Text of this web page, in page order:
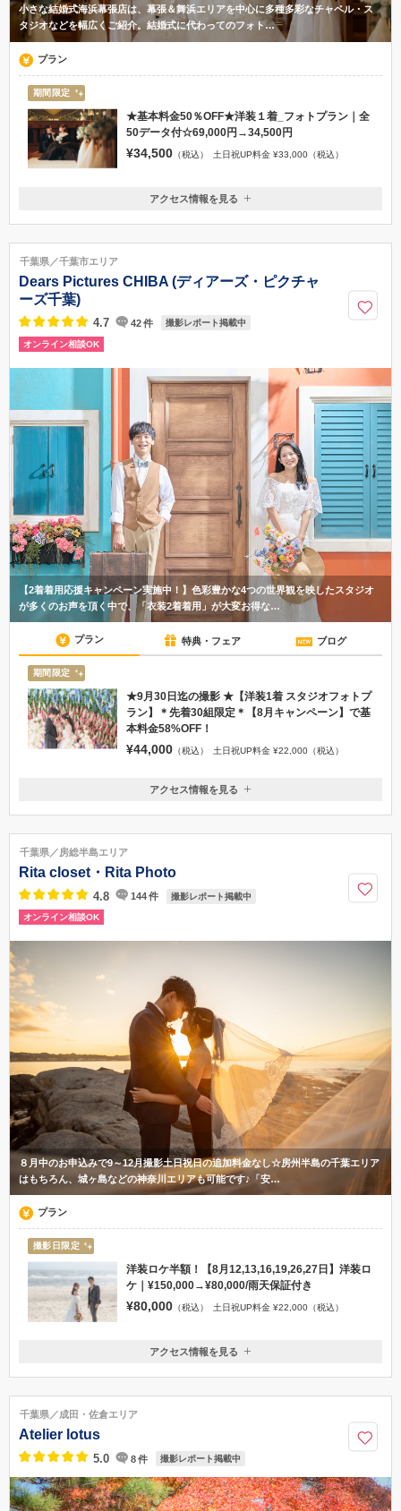
小さな結婚式海浜幕張店は、幕張＆舞浜エリアを中心に多種多彩なチャペル・ス
タジオなどを幅広くご紹介。結婚式に代わってのフォト…
プラン
期間限定
★基本料金50％OFF★洋装１着_フォトプラン｜全
50データ付☆69,000円→34,500円
¥34,500 （税込） 土日祝UP料金 ¥33,000（税込）
千葉県千葉市美浜区中瀬2-6-1WBGマリブイースト2階
0120-945-906
アクセス情報を見る
千葉県／千葉市エリア
Dears Pictures CHIBA (ディアーズ・ピクチャ
ーズ千葉)
4.7 42件 撮影レポート掲載中
オンライン相談OK
【2着着用応援キャンペーン実施中！】色彩豊かな4つの世界観を映したスタジオ
が多くのお声を頂く中で、「衣装2着着用」が大変お得な…
プラン 特典・フェア ブログ
期間限定
★9月30日迄の撮影 ★【洋装1着 スタジオフォトプ
ラン】＊先着30組限定＊【8月キャンペーン】で基
本料金58%OFF！
¥44,000 （税込） 土日祝UP料金 ¥22,000（税込）
千葉県千葉市中央区中央港1丁目22番7号 2階
0120-255-410
アクセス情報を見る
千葉県／房総半島エリア
Rita closet・Rita Photo
4.8 144件 撮影レポート掲載中
オンライン相談OK
８月中のお申込みで9～12月撮影土日祝日の追加料金なし☆房州半島の千葉エリア
はもちろん、城ヶ島などの神奈川エリアも可能です♪「安…
プラン
撮影日限定
洋装ロケ半額！【8月12,13,16,19,26,27日】洋装ロ
ケ｜¥150,000→¥80,000/雨天保証付き
¥80,000 （税込） 土日祝UP料金 ¥22,000（税込）
千葉県市原市五井西3-13-12
R五井駅から徒歩25分)
0436-37-2615
アクセス情報を見る
千葉県／成田・佐倉エリア
Atelier lotus
5.0 8件 撮影レポート掲載中